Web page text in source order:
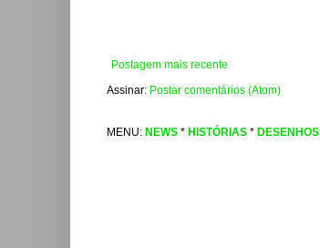
Postagem mais recente
Assinar: Postar comentários (Atom)
MENU: NEWS * HISTÓRIAS * DESENHOS